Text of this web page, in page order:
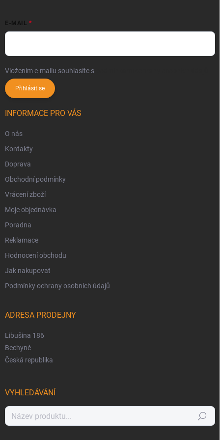
E-MAIL
Vložením e-mailu souhlasíte s
Přihlásit se
INFORMACE PRO VÁS
O nás
Kontakty
Doprava
Obchodní podmínky
Vrácení zboží
Moje objednávka
Poradna
Reklamace
Hodnocení obchodu
Jak nakupovat
Podmínky ochrany osobních údajů
ADRESA PRODEJNY
Libušina 186
Bechyně
Česká republika
VYHLEDÁVÁNÍ
Hledat